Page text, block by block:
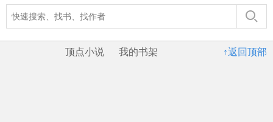
↑返回顶部
顶点小说 我的书架